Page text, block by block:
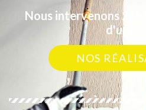
Nous intervenons
NOS